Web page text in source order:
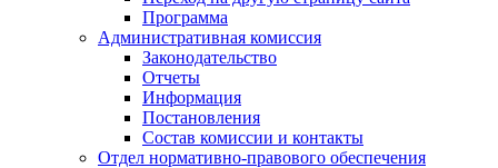
Программа
Административная комиссия
Законодательство
Отчеты
Информация
Постановления
Состав комиссии и контакты
Отдел нормативно-правового обеспечения